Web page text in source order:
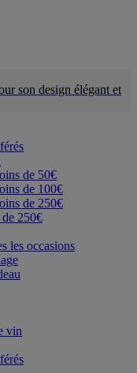
son design élégant et
de 50€
de 100€
de 250€
250€
les occasions
vin